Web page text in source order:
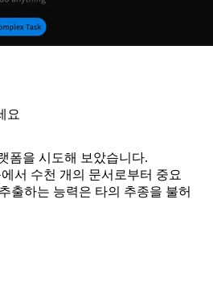
요
폼을 시도해 보았습니다.
서 수천 개의 문서로부터 중요
출하는 능력은 타의 추종을 불허